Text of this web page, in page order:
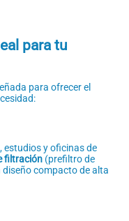
para tu
para ofrecer el
estudios y oficinas de
filtración (prefiltro de
diseño compacto de alta